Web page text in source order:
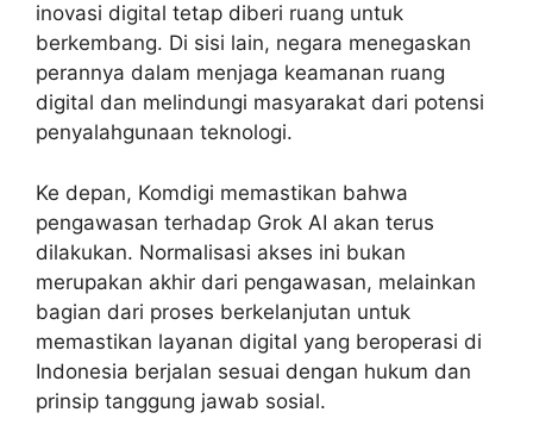
inovasi digital tetap diberi ruang untuk
berkembang. Di sisi lain, negara menegaskan
perannya dalam menjaga keamanan ruang
digital dan melindungi masyarakat dari potensi
penyalahgunaan teknologi.
Ke depan, Komdigi memastikan bahwa
pengawasan terhadap Grok AI akan terus
dilakukan. Normalisasi akses ini bukan
merupakan akhir dari pengawasan, melainkan
bagian dari proses berkelanjutan untuk
memastikan layanan digital yang beroperasi di
Indonesia berjalan sesuai dengan hukum dan
prinsip tanggung jawab sosial.